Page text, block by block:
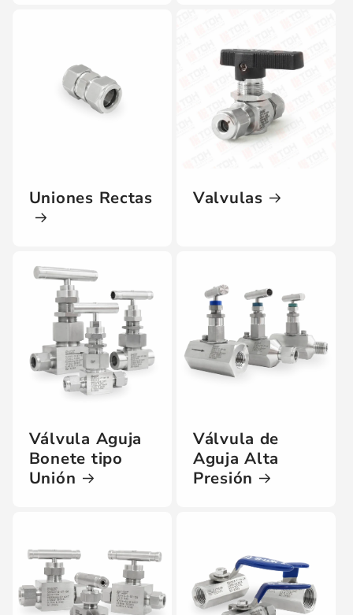
Uniones Rectas Valvulas
Válvula Aguja
Bonete tipo
Unión
Válvula de
Aguja Alta
Presión